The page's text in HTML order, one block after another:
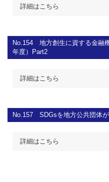
詳細はこちら
No.154 地方創生に資する金融
年度）Part2
詳細はこちら
No.157 SDGsを地方公共団体
詳細はこちら